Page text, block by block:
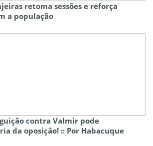
retoma sessões e reforça
a população
contra Valmir pode
da oposição! :: Por Habacuque